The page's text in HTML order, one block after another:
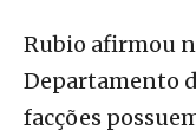
Rubio afirmou
Departamento
facções